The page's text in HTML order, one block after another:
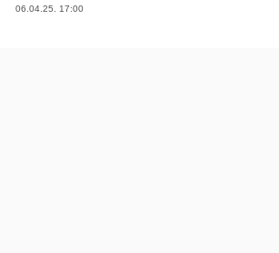
06.04.25. 17:00